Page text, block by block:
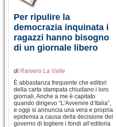
Per ripulire la
democrazia inquinata i
ragazzi hanno bisogno
di un giornale libero
di Raniero La Valle
È abbastanza frequente che editori
della carta stampata chiudano i loro
giornali. Anche a me è capitato
quando dirigevo “L’Avvenire d’Italia”,
e oggi si annuncia una vera e propria
epidemia a causa della decisione del
governo di togliere i fondi all’editoria